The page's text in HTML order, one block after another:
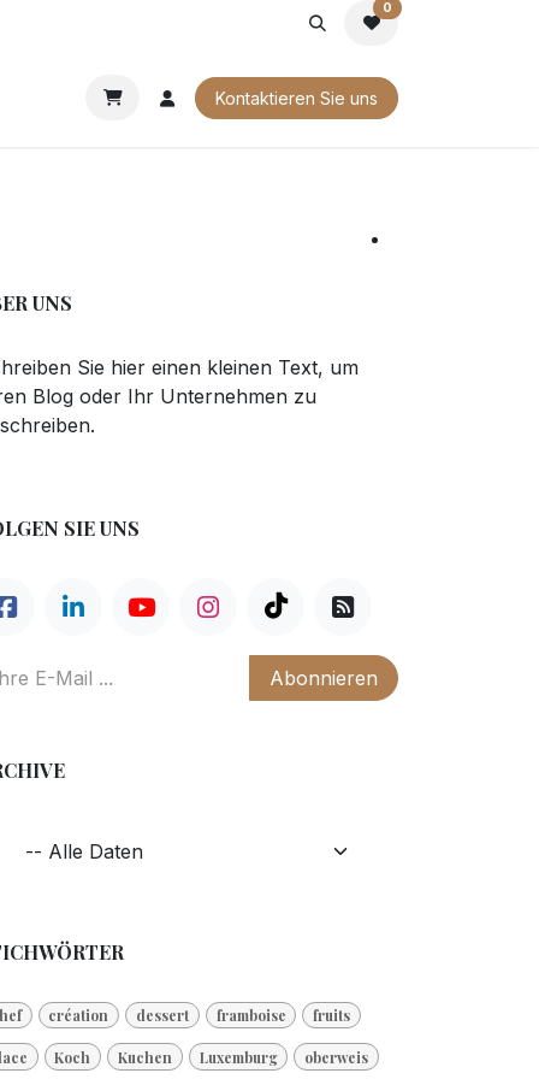
0
FIRMENGESCHENKE UNSERE BROSCHÜREN
Kontaktieren Sie uns
UNS
Sie hier einen kleinen Text, um
Blog oder Ihr Unternehmen zu
SIE UNS
Abonnieren
création dessert framboise fruits
Koch Kuchen Luxemburg oberweis